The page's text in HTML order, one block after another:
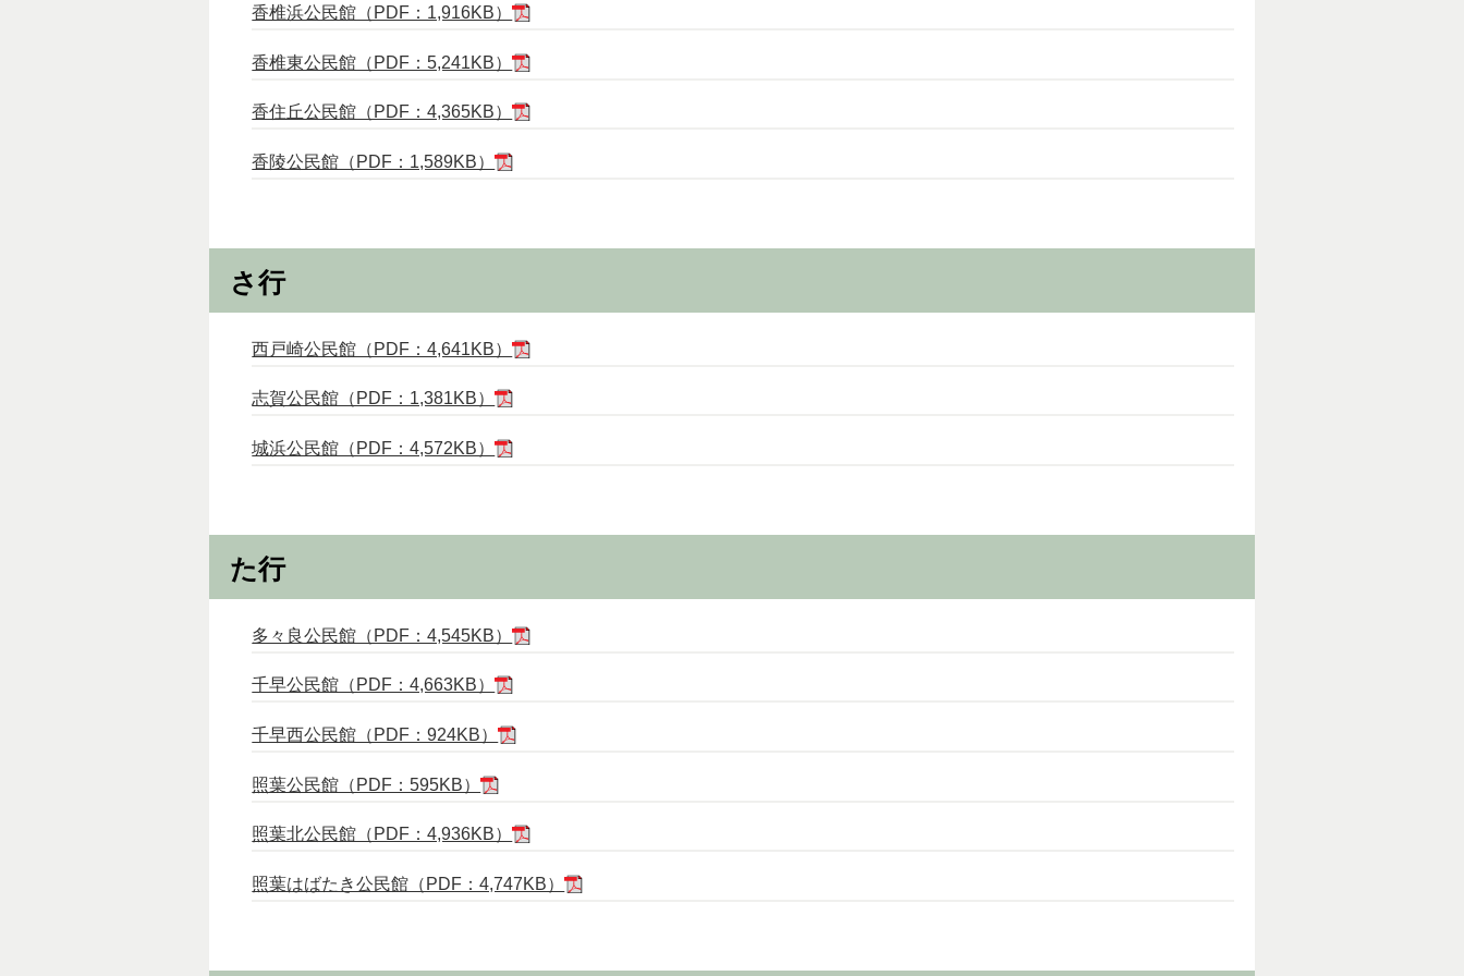
香椎浜公民館（PDF：1,916KB）
香椎東公民館（PDF：5,241KB）
香住丘公民館（PDF：4,365KB）
香陵公民館（PDF：1,589KB）
さ行
西戸崎公民館（PDF：4,641KB）
志賀公民館（PDF：1,381KB）
城浜公民館（PDF：4,572KB）
た行
多々良公民館（PDF：4,545KB）
千早公民館（PDF：4,663KB）
千早西公民館（PDF：924KB）
照葉公民館（PDF：595KB）
照葉北公民館（PDF：4,936KB）
照葉はばたき公民館（PDF：4,747KB）